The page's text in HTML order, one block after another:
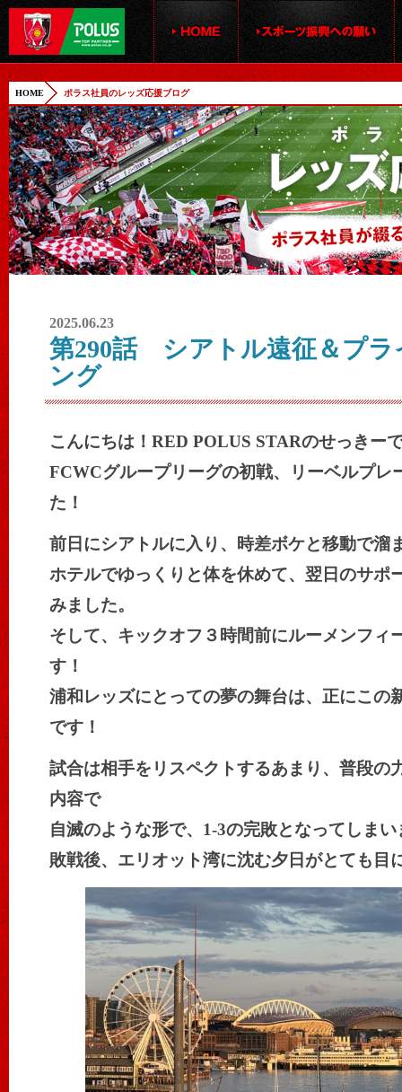
HOME ポラス社員のレッズ応援ブログ
2025.06.23
第290話 シアトル遠征＆プラ
ング
こんにちは！RED POLUS STARのせっきー
FCWCグループリーグの初戦、リーベルプレ
た！
前日にシアトルに入り、時差ボケと移動で溜
ホテルでゆっくりと体を休めて、翌日のサポ
みました。
そして、キックオフ３時間前にルーメンフィ
す！
浦和レッズにとっての夢の舞台は、正にこの
です！
試合は相手をリスペクトするあまり、普段の
内容で
自滅のような形で、1-3の完敗となってしまい
敗戦後、エリオット湾に沈む夕日がとても目